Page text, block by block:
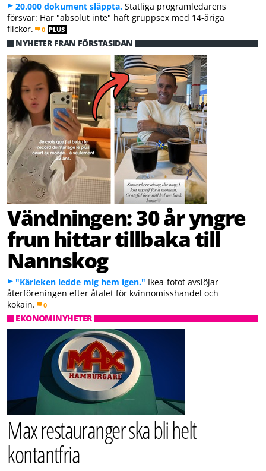
20.000 dokument släppta. Statliga programledarens
försvar: Har "absolut inte" haft gruppsex med 14-åriga
flickor.
0 PLUS
NYHETER FRÅN FÖRSTASIDAN
Vändningen: 30 år yngre
frun hittar tillbaka till
Nannskog
"Kärleken ledde mig hem igen." Ikea-fotot avslöjar
återföreningen efter åtalet för kvinnomisshandel och
kokain.
0
EKONOMINYHETER
Max restauranger ska bli helt
kontantfria